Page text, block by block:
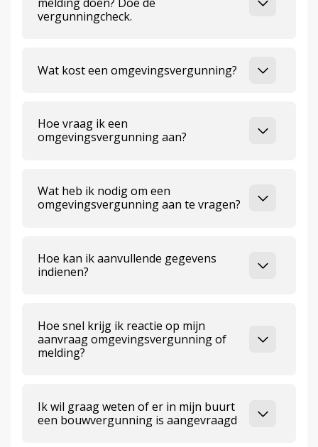
vergunningcheck.
Wat kost een omgevingsvergunning?
Hoe vraag ik een
omgevingsvergunning aan?
Wat heb ik nodig om een
omgevingsvergunning aan te vragen?
Hoe kan ik aanvullende gegevens
indienen?
Hoe snel krijg ik reactie op mijn
aanvraag omgevingsvergunning of
melding?
Ik wil graag weten of er in mijn buurt
een bouwvergunning is aangevraagd